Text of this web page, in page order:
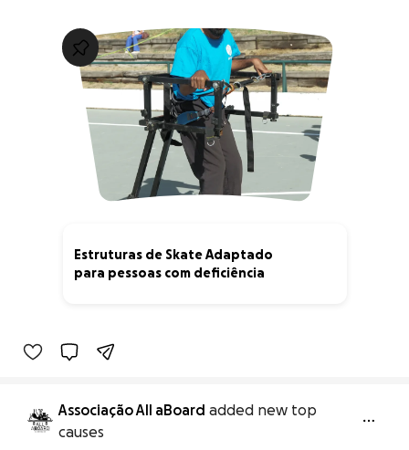
Estruturas de Skate Adaptado
para pessoas com deficiência
Associação All aBoard added new top
causes